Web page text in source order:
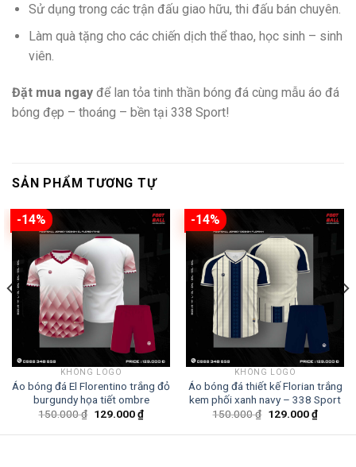
Sử dụng trong các trận đấu giao hữu, thi đấu bán chuyên.
Làm quà tặng cho các chiến dịch thể thao, học sinh – sinh
viên.
Đặt mua ngay để lan tỏa tinh thần bóng đá cùng mẫu áo đá
bóng đẹp – thoáng – bền tại 338 Sport!
SẢN PHẨM TƯƠNG TỰ
-14%
KHÔNG LOGO
Áo bóng đá El Florentino trắng đỏ
burgundy họa tiết ombre
150.000₫ Giá
là:
129.000₫Giá
hiện
tại
-14%
KHÔNG LOGO
Áo bóng đá thiết kế Florian trắng
kem phối xanh navy – 338 Sport
150.000₫ Giá
là:
129.000₫Giá
hiện
tại